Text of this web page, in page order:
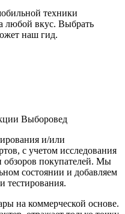
техники
любой вкус. Выбрать
наш гид.
Выборовед
и/или
с учетом исследования
обзоров покупателей. Мы
состоянии и добавляем
тестирования.
на коммерческой основе.